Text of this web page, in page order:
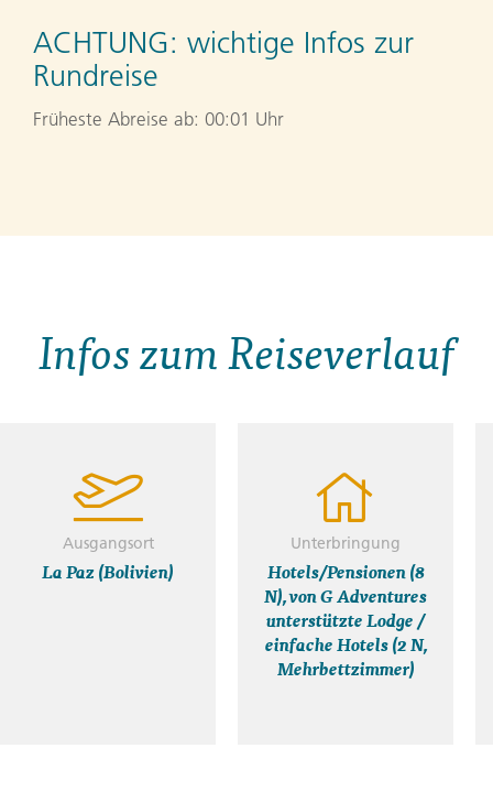
ACHTUNG: wichtige Infos zur
Rundreise
Früheste Abreise ab: 00:01 Uhr
Infos zum Reiseverlauf
Ausgangsort
La Paz (Bolivien)
Unterbringung
Hotels/Pensionen (8
N), von G Adventures
unterstützte Lodge /
einfache Hotels (2 N,
Mehrbettzimmer)